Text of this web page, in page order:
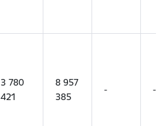
3 780
421
8 957
385
- -